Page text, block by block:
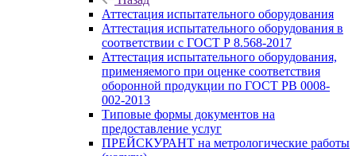
Аттестация испытательного оборудования
Аттестация испытательного оборудования в
соответствии с ГОСТ Р 8.568-2017
Аттестация испытательного оборудования,
применяемого при оценке соответствия
оборонной продукции по ГОСТ РВ 0008-
002-2013
Типовые формы документов на
предоставление услуг
ПРЕЙСКУРАНТ на метрологические работы